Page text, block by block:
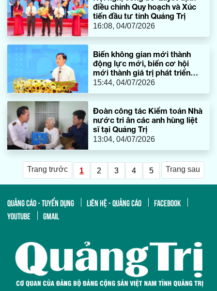
điều chỉnh Quy hoạch và Xúc
tiến đầu tư tỉnh Quảng Trị
16:08, 04/07/2026
Biến không gian mới thành
động lực mới, biến cơ hội
mới thành giá trị phát triển
mới (*)
15:44, 04/07/2026
Đoàn công tác Kiểm toán Nhà
nước tri ân các anh hùng liệt
sĩ tại Quảng Trị
13:04, 04/07/2026
Trang trước 1 2 3 4 5 Trang sau
QUẢNG CÁO - TUYỂN DỤNG LIÊN HỆ - QUẢNG CÁO
FACEBOOK
YOUTUBE
GMAIL